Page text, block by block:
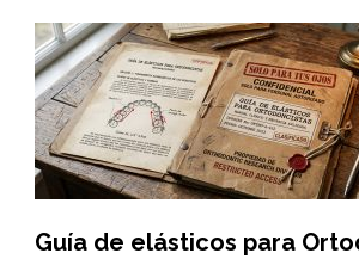
Guía de elásticos para